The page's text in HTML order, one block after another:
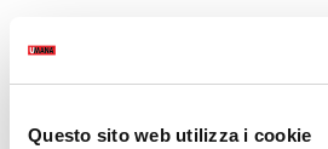
Questo sito web utilizza i cookie